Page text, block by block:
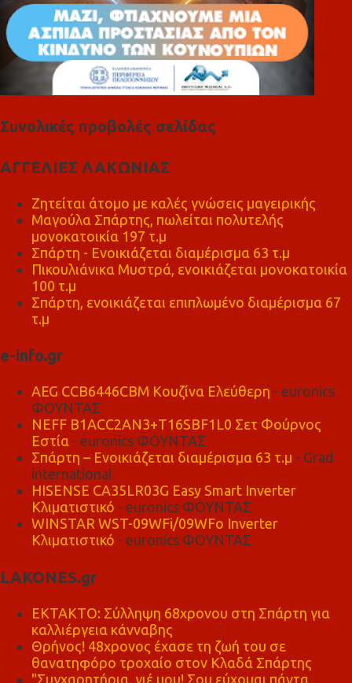
Συνολικές προβολές σελίδας
ΑΓΓΕΛΙΕΣ ΛΑΚΩΝΙΑΣ
Ζητείται άτομο με καλές γνώσεις μαγειρικής
Μαγούλα Σπάρτης, πωλείται πολυτελής
μονοκατοικία 197 τ.μ
Σπάρτη - Ενοικιάζεται διαμέρισμα 63 τ.μ
Πικουλιάνικα Μυστρά, ενοικιάζεται μονοκατοικία
100 τ.μ
Σπάρτη, ενοικιάζεται επιπλωμένο διαμέρισμα 67
τ.μ
e-info.gr
AEG CCB6446CBM Κουζίνα Ελεύθερη - euronics
ΦΟΥΝΤΑΣ
NEFF B1ACC2AN3+T16SBF1L0 Σετ Φούρνος
Εστία - euronics ΦΟΥΝΤΑΣ
Σπάρτη – Ενοικιάζεται διαμέρισμα 63 τ.μ - Grad
international
HISENSE CA35LR03G Easy Smart Inverter
Κλιματιστικό - euronics ΦΟΥΝΤΑΣ
WINSTAR WST-09WFi/09WFo Inverter
Κλιματιστικό - euronics ΦΟΥΝΤΑΣ
LAKONES.gr
ΕΚΤΑΚΤΟ: Σύλληψη 68χρονου στη Σπάρτη για
καλλιέργεια κάνναβης
Θρήνος! 48χρονος έχασε τη ζωή του σε
θανατηφόρο τροχαίο στον Κλαδά Σπάρτης
"Συγχαρητήρια, γιέ μου! Σου εύχομαι πάντα